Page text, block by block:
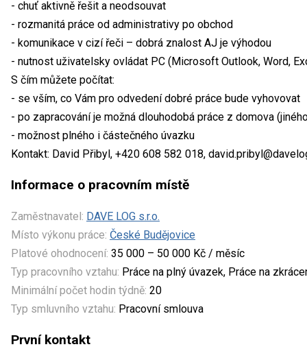
- chuť aktivně řešit a neodsouvat
- rozmanitá práce od administrativy po obchod
- komunikace v cizí řeči – dobrá znalost AJ je výhodou
- nutnost uživatelsky ovládat PC (Microsoft Outlook, Word,
S čím můžete počítat:
- se vším, co Vám pro odvedení dobré práce bude vyhovovat
- po zapracování je možná dlouhodobá práce z domova
- možnost plného i částečného úvazku
Kontakt: David Přibyl, +420 608 582 018,
Informace o pracovním místě
Zaměstnavatel: DAVE LOG s.r.o.
Místo výkonu práce: České Budějovice
Platové ohodnocení: 35 000 – 50 000 Kč / měsíc
Typ pracovního vztahu: Práce na plný úvazek, Práce na
Minimální počet hodin týdně: 20
Typ smluvního vztahu: Pracovní smlouva
První kontakt